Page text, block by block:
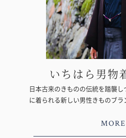
いちはら男物
日本古来のきものの伝統を踏襲
に着られる新しい男性きものブラ
MORE